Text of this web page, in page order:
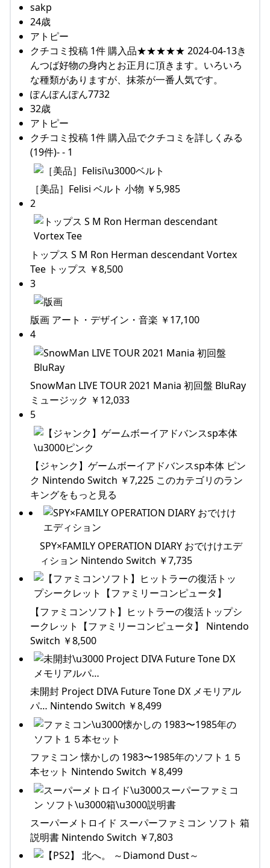
sakp
24歳
アトピー
クチコミ投稿 1件 購入品★★★★★ 2024-04-13き
んつば好物の身内とお正月に頂きます。いろいろ
な種類がありますが、抹茶が一番人気です。
ぽんぽんぽん7732
32歳
アトピー
クチコミ投稿 1件 購入品でクチコミを詳しくみる
(19件)- - 1
［美品］Felisi ベルト 小物 ￥5,985
2
トップス S M Ron Herman descendant Vortex
Tee トップス ￥8,500
3
版画 アート・デザイン・音楽 ￥17,100
4
SnowMan LIVE TOUR 2021 Mania 初回盤 BluRay
ミュージック ￥12,033
5
【ジャンク】ゲームボーイアドバンスsp本体 ピン
ク Nintendo Switch ￥7,225 このカテゴリのラン
キングをもっと見る
SPY×FAMILY OPERATION DIARY おでけけエデ
ィション Nintendo Switch ￥7,735
【ファミコンソフト】ヒットラーの復活トップシ
ークレット【ファミリーコンピュータ】 Nintendo
Switch ￥8,500
未開封 Project DIVA Future Tone DX メモリアル
パ… Nintendo Switch ￥8,499
ファミコン 懐かしの 1983〜1985年のソフト１５
本セット Nintendo Switch ￥8,499
スーパーメトロイド スーパーファミコン ソフト 箱
説明書 Nintendo Switch ￥7,803